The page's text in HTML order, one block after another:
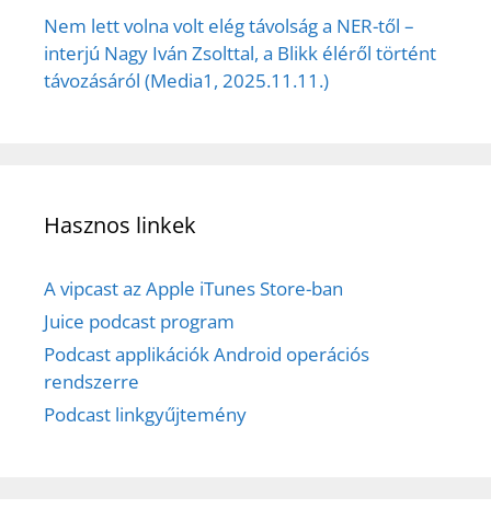
Nem lett volna volt elég távolság a NER-től –
interjú Nagy Iván Zsolttal, a Blikk éléről történt
távozásáról (Media1, 2025.11.11.)
Hasznos linkek
A vipcast az Apple iTunes Store-ban
Juice podcast program
Podcast applikációk Android operációs
rendszerre
Podcast linkgyűjtemény